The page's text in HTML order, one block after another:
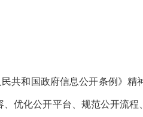
共和国政府信息公开条例》
优化公开平台、规范公开流